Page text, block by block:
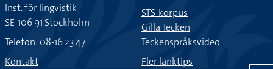
Inst. för lingvistik
SE-106 91 Stockholm
Telefon: 08-16 23 47
Kontakt
STS-korpus
Gilla Tecken
Teckenspråksvideo
Fler länktips